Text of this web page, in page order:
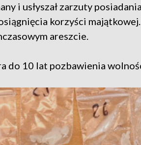
i usłyszał zarzuty
korzyści
areszcie.
do 10 lat pozbawienia